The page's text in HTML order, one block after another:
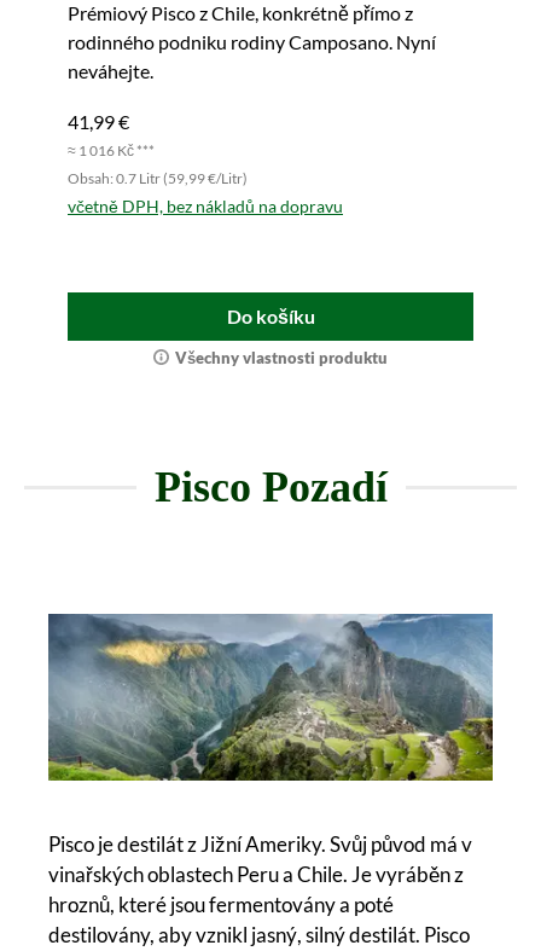
Prémiový Pisco z Chile, konkrétně přímo z
rodinného podniku rodiny Camposano. Nyní
neváhejte.
41,99 €
≈ 1 016 Kč ***
Obsah: 0.7 Litr (59,99 €/Litr)
včetně DPH, bez nákladů na dopravu
Do košíku
Všechny vlastnosti produktu
Pisco Pozadí
Pisco je destilát z Jižní Ameriky. Svůj původ má v
vinařských oblastech Peru a Chile. Je vyráběn z
hroznů, které jsou fermentovány a poté
destilovány, aby vznikl jasný, silný destilát. Pisco